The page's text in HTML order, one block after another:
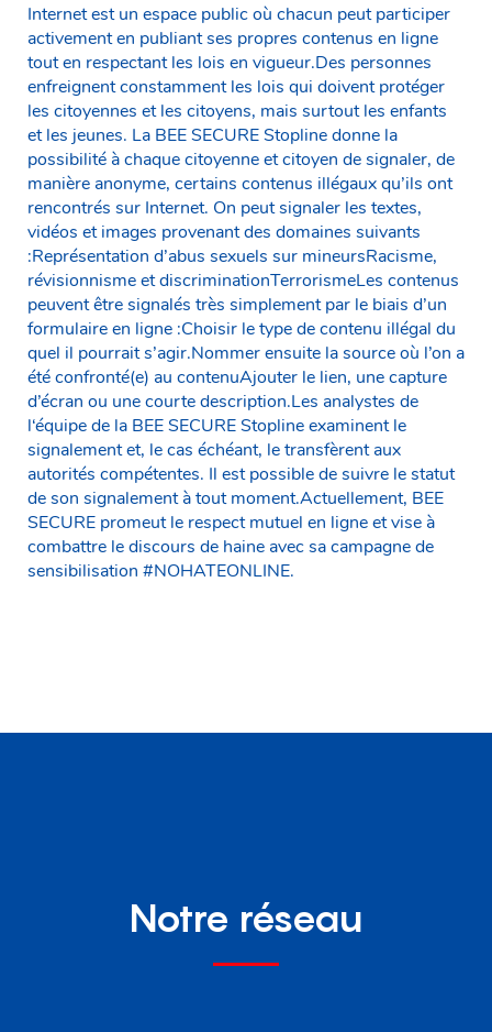
Internet est un espace public où chacun peut participer
activement en publiant ses propres contenus en ligne
tout en respectant les lois en vigueur.Des personnes
enfreignent constamment les lois qui doivent protéger
les citoyennes et les citoyens, mais surtout les enfants
et les jeunes. La BEE SECURE Stopline donne la
possibilité à chaque citoyenne et citoyen de signaler, de
manière anonyme, certains contenus illégaux qu’ils ont
rencontrés sur Internet. On peut signaler les textes,
vidéos et images provenant des domaines suivants
:Représentation d’abus sexuels sur mineursRacisme,
révisionnisme et discriminationTerrorismeLes contenus
peuvent être signalés très simplement par le biais d’un
formulaire en ligne :Choisir le type de contenu illégal du
quel il pourrait s’agir.Nommer ensuite la source où l’on a
été confronté(e) au contenuAjouter le lien, une capture
d’écran ou une courte description.Les analystes de
l‘équipe de la BEE SECURE Stopline examinent le
signalement et, le cas échéant, le transfèrent aux
autorités compétentes. Il est possible de suivre le statut
de son signalement à tout moment.Actuellement, BEE
SECURE promeut le respect mutuel en ligne et vise à
combattre le discours de haine avec sa campagne de
sensibilisation #NOHATEONLINE.
Notre réseau